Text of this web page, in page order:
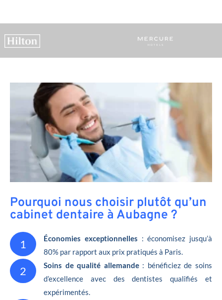
Pourquoi nous choisir plutôt qu’un
cabinet dentaire à Aubagne ?
1 Économies exceptionnelles : économisez jusqu’à
80% par rapport aux prix pratiqués à Paris.
2 Soins de qualité allemande: bénéficiez de soins
d’excellence avec des dentistes qualifiés et
expérimentés.